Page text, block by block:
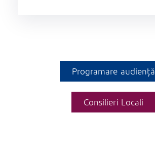
Programare audiență
Consilieri Locali